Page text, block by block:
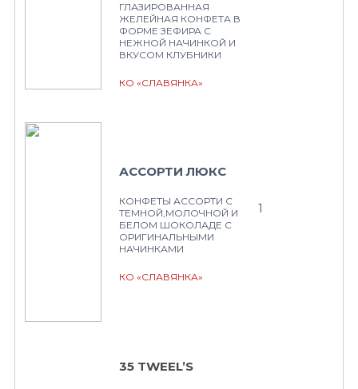
ГЛАЗИРОВАННАЯ
ЖЕЛЕЙНАЯ КОНФЕТА В
ФОРМЕ ЗЕФИРА С
НЕЖНОЙ НАЧИНКОЙ И
ВКУСОМ КЛУБНИКИ
КО «СЛАВЯНКА»
АССОРТИ ЛЮКС
КОНФЕТЫ АССОРТИ С
ТЕМНОЙ,МОЛОЧНОЙ И
БЕЛОМ ШОКОЛАДЕ С
ОРИГИНАЛЬНЫМИ
НАЧИНКАМИ
КО «СЛАВЯНКА»
1
35 TWEEL’S